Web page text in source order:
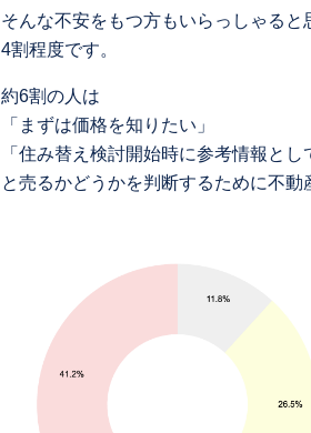
そんな不安をもつ方もいらっしゃる
4割程度です。
約6割の人は
「まずは価格を知りたい」
「住み替え検討開始時に参考情報とし
と売るかどうかを判断するために不動